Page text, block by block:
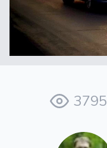
3795